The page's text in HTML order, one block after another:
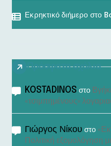
Εκρηκτικό διήμερο στο
Πρόσφατα σχόλια
KOSTADINOS στο
«τσιμπημένους»
Γιώργος Νίκου στο
Πολιτική εξομολόγηση